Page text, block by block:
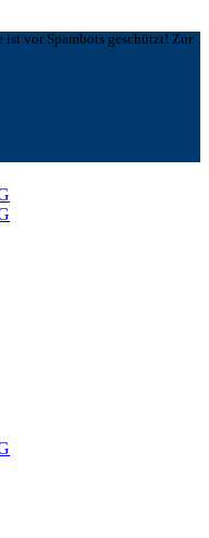
ist vor Spambots geschützt! Zur